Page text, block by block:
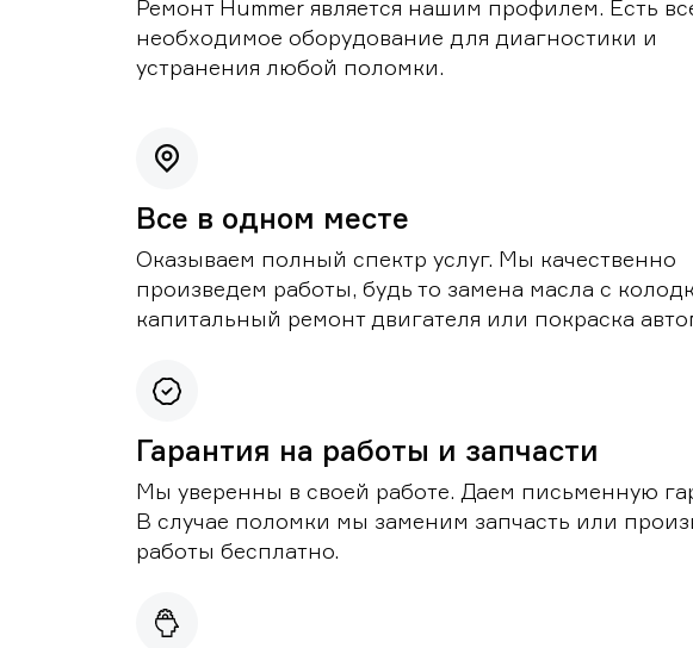
Ремонт Hummer является нашим профилем. Есть
необходимое оборудование для диагностики и
устранения любой поломки.
Все в одном месте
Оказываем полный спектр услуг. Мы качественно
произведем работы, будь то замена масла с
капитальный ремонт двигателя или покраска
Гарантия на работы и запчасти
Мы уверенны в своей работе. Даем письменную
В случае поломки мы заменим запчасть или
работы бесплатно.